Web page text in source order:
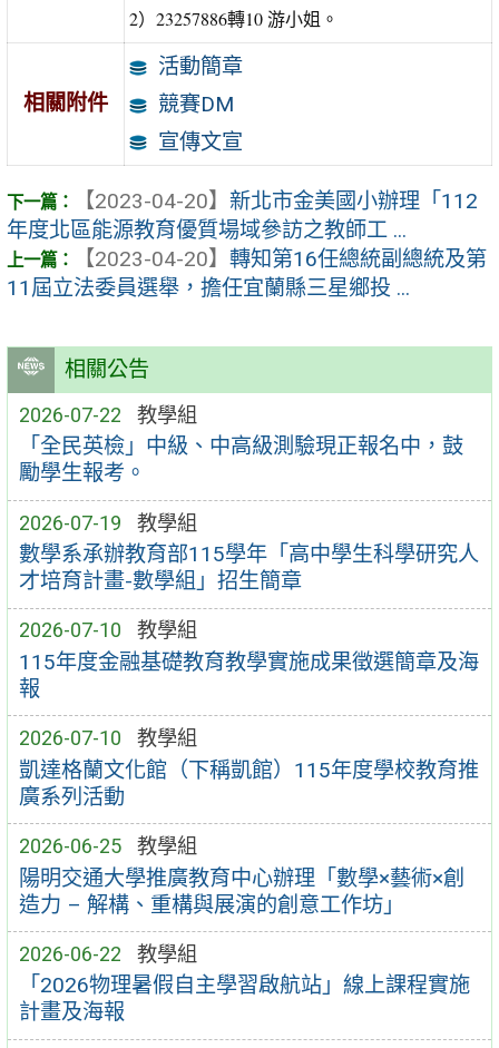
相關公告
2026-07-22 教學組
「全民英檢」中級、中高級測驗現正報名中，鼓
勵學生報考。
2026-07-19 教學組
數學系承辦教育部115學年「高中學生科學研究人
才培育計畫-數學組」招生簡章
2026-07-10 教學組
115年度金融基礎教育教學實施成果徵選簡章及海
報
2026-07-10 教學組
凱達格蘭文化館（下稱凱館）115年度學校教育推
廣系列活動
2026-06-25 教學組
陽明交通大學推廣教育中心辦理「數學×藝術×創
造力 – 解構、重構與展演的創意工作坊」
2026-06-22 教學組
「2026物理暑假自主學習啟航站」線上課程實施
計畫及海報
2）23257886轉10 游小姐。
相關附件
活動簡章
競賽DM
宣傳文宣
【2023-04-20】 新北市金美國小辦理「112
年度北區能源教育優質場域參訪之教師工 ...
【2023-04-20】 轉知第16任總統副總統及第
11屆立法委員選舉，擔任宜蘭縣三星鄉投 ...